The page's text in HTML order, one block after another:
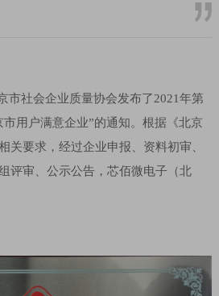
市社会企业质量协会发布了2021年第
市用户满意企业”的通知。根据《北京
关要求，经过企业申报、资料初审、
评审、公示公告， 芯佰微电子（北